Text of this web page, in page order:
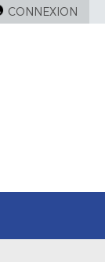
CONNEXION